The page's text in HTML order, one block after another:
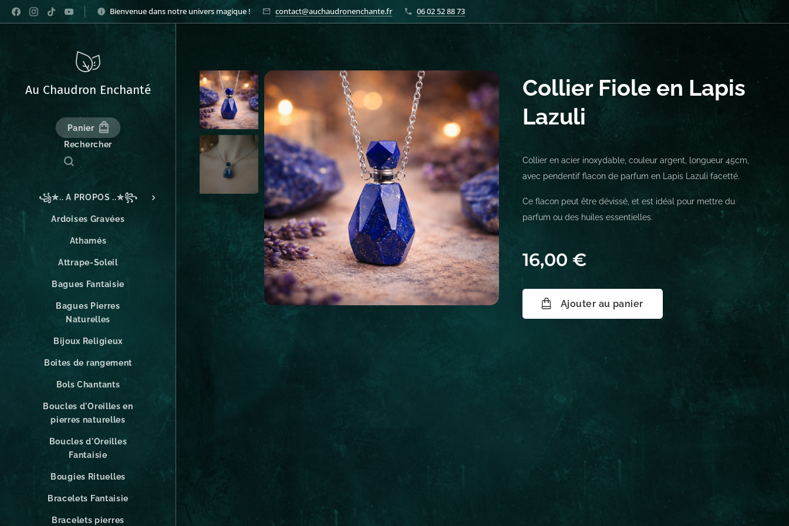
Bienvenue dans notre univers magique ! contact@auchaudronenchante.fr 06 02 52 88 73
Au Chaudron Enchanté
Panier
Rechercher
꧁✮.. A PROPOS ..✮꧂
Ardoises Gravées
Athamés
Attrape-Soleil
Bagues Fantaisie
Bagues Pierres
Naturelles
Bijoux Religieux
Boîtes de rangement
Bols Chantants
Boucles d'Oreilles en
pierres naturelles
Boucles d'Oreilles
Fantaisie
Bougies Rituelles
Bracelets Fantaisie
Bracelets pierres
Collier Fiole en Lapis
Lazuli
Collier en acier inoxydable, couleur argent, longueur 45cm,
avec pendentif flacon de parfum en Lapis Lazuli facetté.
Ce flacon peut être dévissé, et est idéal pour mettre du
parfum ou des huiles essentielles.
16,00 €
Ajouter au panier